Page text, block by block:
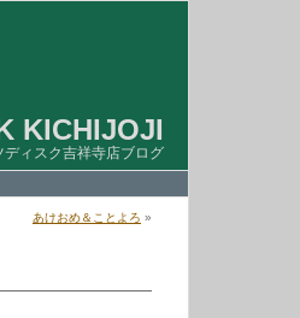
KICHIJOJI
ィスク吉祥寺店ブログ
あけおめ＆ことよろ »